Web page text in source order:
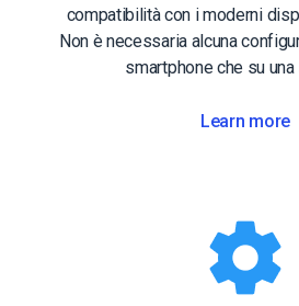
compatibilità con i moderni
Non è necessaria alcuna
smartphone che su una
Learn more